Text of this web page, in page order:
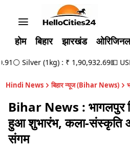
होम बिहार झारखंड ओरिजिनल
⚪ Silver (1kg) : ₹ 1,90,932.69💵 USD
Hindi News बिहार न्यूज (Bihar News)
Bihar News : भागलपुर
हुआ शुभारंभ, कला-संस्कृति
संगम